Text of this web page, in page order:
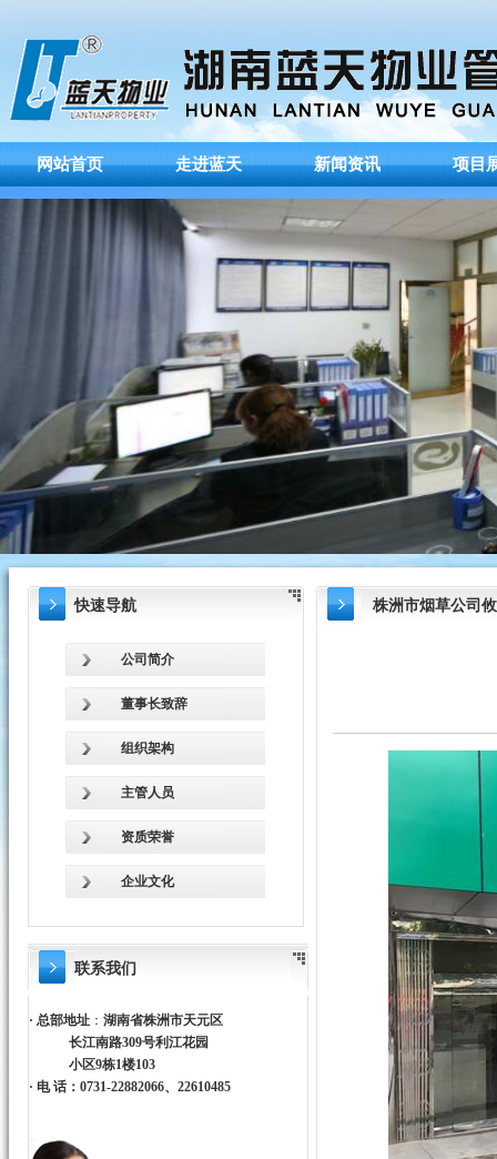
网站首页 走进蓝天 新闻资讯 项目
快速导航
公司简介
董事长致辞
组织架构
主管人员
资质荣誉
企业文化
联系我们
· 总部地址： 湖南省株洲市天元区
长江南路309号利江花园
小区9栋1楼103
· 电 话：0731-22882066、22610485
株洲市烟草公司